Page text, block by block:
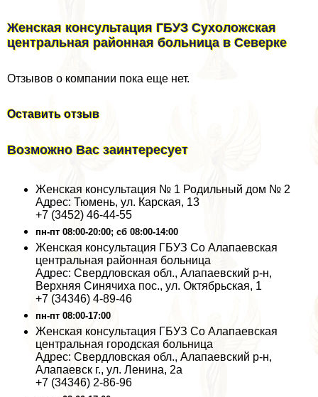
Женская консультация ГБУЗ Сухоложская
центральная районная больница в Северке
Отзывов о компании пока еще нет.
Оставить отзыв
Возможно Вас заинтересует
Женская консультация № 1 Родильный дом № 2
Адрес: Тюмень, ул. Карская, 13
+7 (3452) 46-44-55
пн-пт 08:00-20:00; сб 08:00-14:00
Женская консультация ГБУЗ Со Алапаевская
центральная районная больница
Адрес: Свердловская обл., Алапаевский р-н,
Верхняя Синячиха пос., ул. Октябрьская, 1
+7 (34346) 4-89-46
пн-пт 08:00-17:00
Женская консультация ГБУЗ Со Алапаевская
центральная городская больница
Адрес: Свердловская обл., Алапаевский р-н,
Алапаевск г., ул. Ленина, 2а
+7 (34346) 2-86-96